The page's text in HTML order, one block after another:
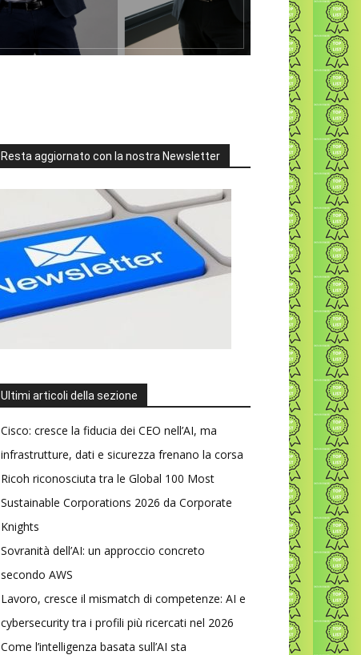
Resta aggiornato con la nostra Newsletter
Ultimi articoli della sezione
Cisco: cresce la fiducia dei CEO nell’AI, ma
infrastrutture, dati e sicurezza frenano la corsa
Ricoh riconosciuta tra le Global 100 Most
Sustainable Corporations 2026 da Corporate
Knights
Sovranità dell’AI: un approccio concreto
secondo AWS
Lavoro, cresce il mismatch di competenze: AI e
cybersecurity tra i profili più ricercati nel 2026
Come l’intelligenza basata sull’AI sta